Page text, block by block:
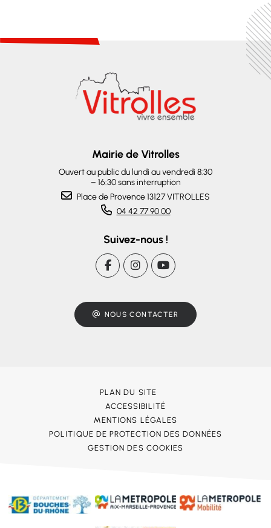
Mairie de Vitrolles
Ouvert au public du lundi au vendredi 8:30
– 16:30 sans interruption
Place de Provence 13127 VITROLLES
04 42 77 90 00
Suivez-nous !
NOUS CONTACTER
PLAN DU SITE
ACCESSIBILITÉ
MENTIONS LÉGALES
POLITIQUE DE PROTECTION DES DONNÉES
GESTION DES COOKIES